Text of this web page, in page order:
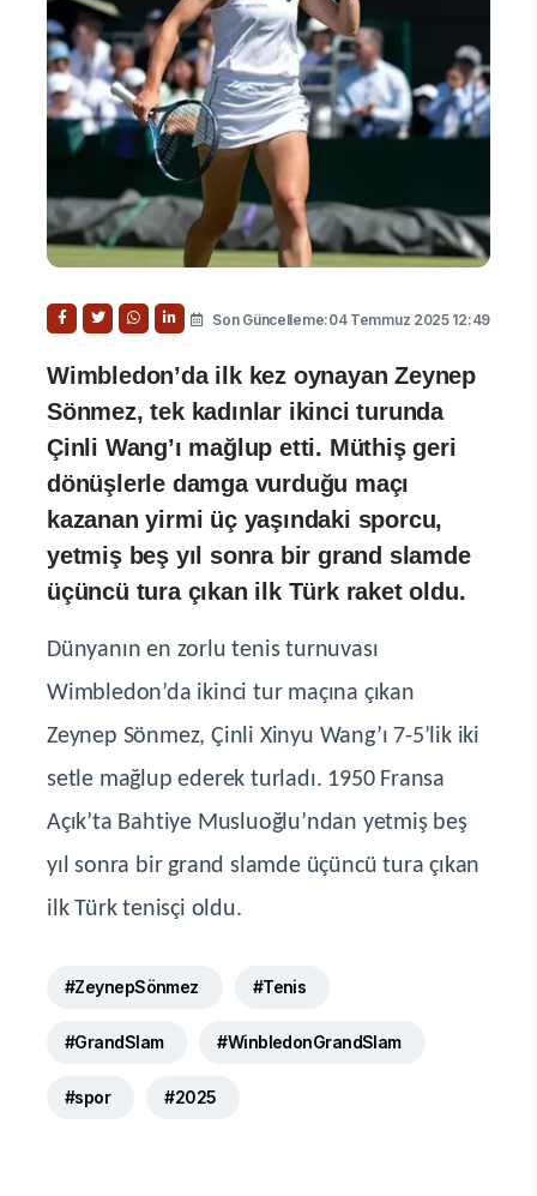
Son Güncelleme:04 Temmuz 2025 12:49
Wimbledon’da ilk kez oynayan Zeynep
Sönmez, tek kadınlar ikinci turunda
Çinli Wang’ı mağlup etti. Müthiş geri
dönüşlerle damga vurduğu maçı
kazanan yirmi üç yaşındaki sporcu,
yetmiş beş yıl sonra bir grand slamde
üçüncü tura çıkan ilk Türk raket oldu.
Dünyanın en zorlu tenis turnuvası
Wimbledon’da ikinci tur maçına çıkan
Zeynep Sönmez, Çinli Xinyu Wang’ı 7-5’lik iki
setle mağlup ederek turladı. 1950 Fransa
Açık’ta Bahtiye Musluoğlu’ndan yetmiş beş
yıl sonra bir grand slamde üçüncü tura çıkan
ilk Türk tenisçi oldu.
#ZeynepSönmez #Tenis
#GrandSlam #WinbledonGrandSlam
#spor #2025